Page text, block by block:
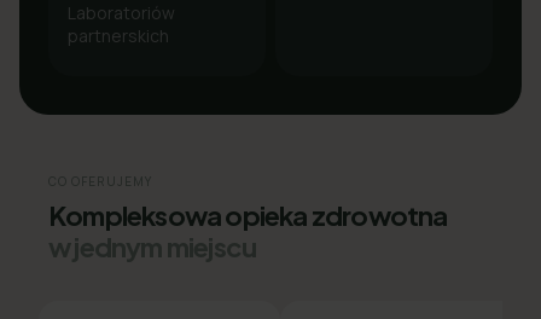
Laboratoriów
partnerskich
CO OFERUJEMY
Kompleksowa opieka zdrowotna
w jednym miejscu